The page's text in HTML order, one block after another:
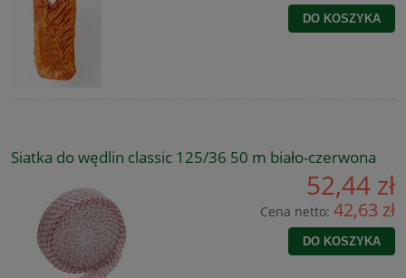
DO KOSZYKA
Siatka do wędlin classic 125/36 50 m biało-czerwona
52,44 zł
Cena netto: 42,63 zł
DO KOSZYKA